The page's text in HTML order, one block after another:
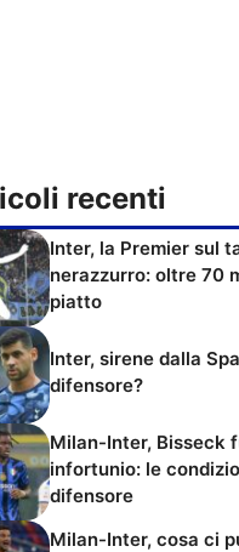
recenti
Inter, la Premier sul
nerazzurro: oltre 70
piatto
Inter, sirene dalla
difensore?
Milan-Inter, Bisseck
infortunio: le
difensore
Milan-Inter, cosa ci